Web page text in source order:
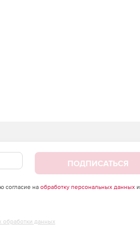
ПОДПИСАТЬСЯ
согласие на обработку персональных данныхи
обработки данных